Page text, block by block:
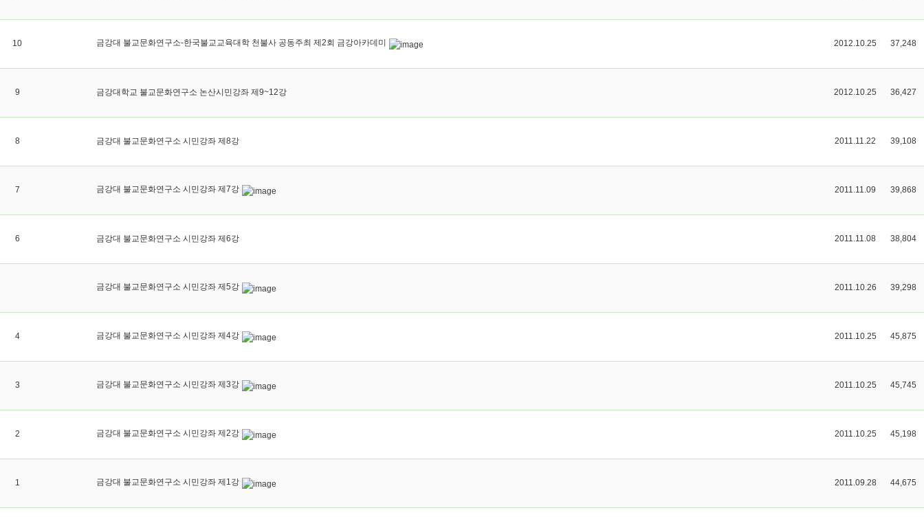
10 금강대 불교문화연구소-한국불교교육대학 천불사 공동주최 제2회 금강아카데미 2012.10.25 37,248
9 금강대학교 불교문화연구소 논산시민강좌 제9~12강 2012.10.25 36,427
8 금강대 불교문화연구소 시민강좌 제8강 2011.11.22 39,108
7 금강대 불교문화연구소 시민강좌 제7강 2011.11.09 39,868
6 금강대 불교문화연구소 시민강좌 제6강 2011.11.08 38,804
금강대 불교문화연구소 시민강좌 제5강 2011.10.26 39,298
4 금강대 불교문화연구소 시민강좌 제4강 2011.10.25 45,875
3 금강대 불교문화연구소 시민강좌 제3강 2011.10.25 45,745
2 금강대 불교문화연구소 시민강좌 제2강 2011.10.25 45,198
1 금강대 불교문화연구소 시민강좌 제1강 2011.09.28 44,675